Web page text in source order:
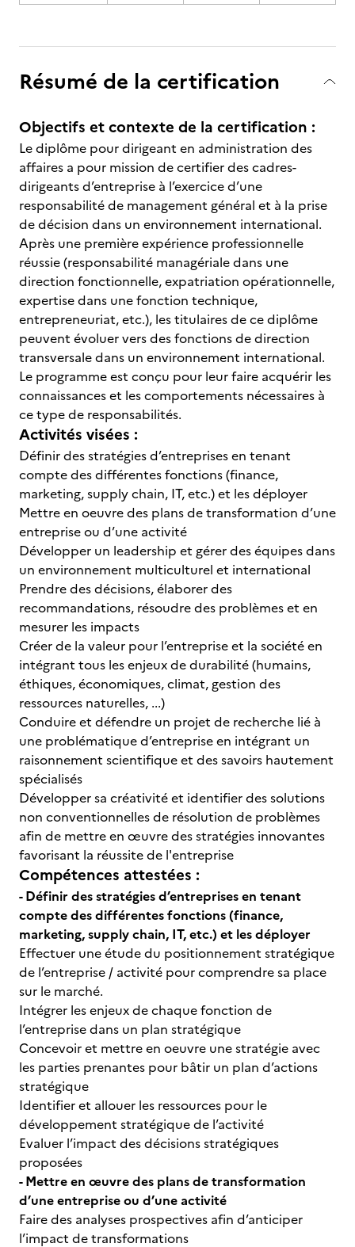
Résumé de la certification
Objectifs et contexte de la certification :
Le diplôme pour dirigeant en administration des
affaires a pour mission de certifier des cadres-
dirigeants d’entreprise à l’exercice d’une
responsabilité de management général et à la prise
de décision dans un environnement international.
Après une première expérience professionnelle
réussie (responsabilité managériale dans une
direction fonctionnelle, expatriation opérationnelle,
expertise dans une fonction technique,
entrepreneuriat, etc.), les titulaires de ce diplôme
peuvent évoluer vers des fonctions de direction
transversale dans un environnement international.
Le programme est conçu pour leur faire acquérir les
connaissances et les comportements nécessaires à
ce type de responsabilités.
Activités visées :
Définir des stratégies d’entreprises en tenant
compte des différentes fonctions (finance,
marketing, supply chain, IT, etc.) et les déployer
Mettre en oeuvre des plans de transformation d’une
entreprise ou d’une activité
Développer un leadership et gérer des équipes dans
un environnement multiculturel et international
Prendre des décisions, élaborer des
recommandations, résoudre des problèmes et en
mesurer les impacts
Créer de la valeur pour l’entreprise et la société en
intégrant tous les enjeux de durabilité (humains,
éthiques, économiques, climat, gestion des
ressources naturelles, ...)
Conduire et défendre un projet de recherche lié à
une problématique d’entreprise en intégrant un
raisonnement scientifique et des savoirs hautement
spécialisés
Développer sa créativité et identifier des solutions
non conventionnelles de résolution de problèmes
afin de mettre en œuvre des stratégies innovantes
favorisant la réussite de l'entreprise
Compétences attestées :
- Définir des stratégies d’entreprises en tenant
compte des différentes fonctions (finance,
marketing, supply chain, IT, etc.) et les déployer
Effectuer une étude du positionnement stratégique
de l’entreprise / activité pour comprendre sa place
sur le marché.
Intégrer les enjeux de chaque fonction de
l’entreprise dans un plan stratégique
Concevoir et mettre en oeuvre une stratégie avec
les parties prenantes pour bâtir un plan d’actions
stratégique
Identifier et allouer les ressources pour le
développement stratégique de l’activité
Evaluer l’impact des décisions stratégiques
proposées
- Mettre en œuvre des plans de transformation
d’une entreprise ou d’une activité
Faire des analyses prospectives afin d’anticiper
l’impact de transformations